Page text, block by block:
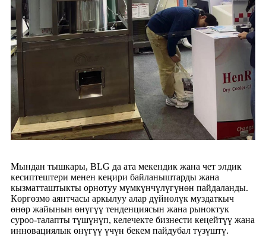
Мындан тышкары, BLG да ата мекендик жана чет элдик
кесиптештери менен кеңири байланыштарды жана
кызматташтыкты орнотуу мүмкүнчүлүгүнөн пайдаланды.
Көргөзмө аянтчасы аркылуу алар дүйнөлүк муздаткыч
өнөр жайынын өнүгүү тенденциясын жана рыноктук
суроо-талапты түшүнүп, келечекте бизнести кеңейтүү жана
инновациялык өнүгүү үчүн бекем пайдубал түзүштү.